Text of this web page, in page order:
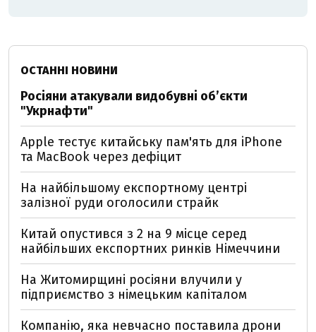
ОСТАННІ НОВИНИ
Росіяни атакували видобувні обʼєкти
"Укрнафти"
Apple тестує китайську пам'ять для iPhone
та MacBook через дефіцит
На найбільшому експортному центрі
залізної руди оголосили страйк
Китай опустився з 2 на 9 місце серед
найбільших експортних ринків Німеччини
На Житомирщині росіяни влучили у
підприємство з німецьким капіталом
Компанію, яка невчасно поставила дрони